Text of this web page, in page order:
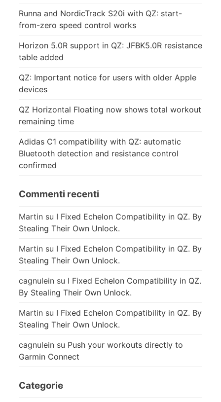
Runna and NordicTrack S20i with QZ: start-
from-zero speed control works
Horizon 5.0R support in QZ: JFBK5.0R resistance
table added
QZ: Important notice for users with older Apple
devices
QZ Horizontal Floating now shows total workout
remaining time
Adidas C1 compatibility with QZ: automatic
Bluetooth detection and resistance control
confirmed
Commenti recenti
Martin su I Fixed Echelon Compatibility in QZ. By
Stealing Their Own Unlock.
Martin su I Fixed Echelon Compatibility in QZ. By
Stealing Their Own Unlock.
cagnulein su I Fixed Echelon Compatibility in QZ.
By Stealing Their Own Unlock.
Martin su I Fixed Echelon Compatibility in QZ. By
Stealing Their Own Unlock.
cagnulein su Push your workouts directly to
Garmin Connect
Categorie